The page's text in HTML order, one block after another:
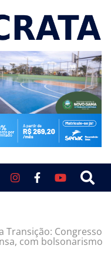
Transição: Congresso
com bolsonarismo